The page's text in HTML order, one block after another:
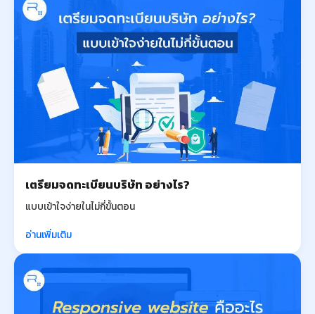
เตรียมจดทะเบียนบริษัท อย่างไร?
แบบเข้าใจง่ายในไม่กี่ขั้นตอน
อ่านเพิ่มเติม